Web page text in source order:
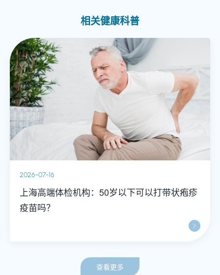
相关健康科普
2026-07-16
上海高端体检机构：50岁以下可以打带状疱疹
疫苗吗？
查看更多